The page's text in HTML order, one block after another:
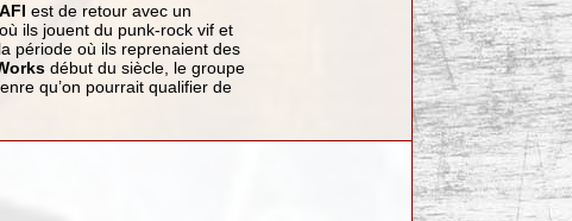
AFI est de retour avec un
ils jouent du punk-rock vif et
la période où ils reprenaient des
début du siècle, le groupe
qu’on pourrait qualifier de